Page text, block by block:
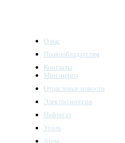
О нас
Правообладателям
Контакты
Минэнерго
Отраслевые новости
Электроэнергия
Нефтегаз
Уголь
Атом